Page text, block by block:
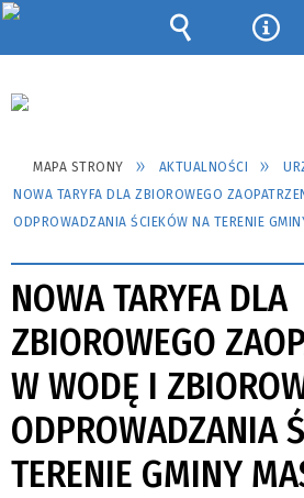
MAPA STRONY AKTUALNOŚCI
NOWA TARYFA DLA ZBIOROWEGO
ODPROWADZANIA ŚCIEKÓW NA TERENIE
NOWA TARYFA DLA
ZBIOROWEGO
W WODĘ I
ODPROWADZANIA
TERENIE GMINY